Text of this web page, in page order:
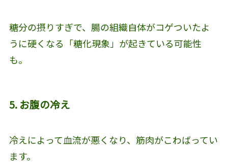
糖分の摂りすぎで、腸の組織自体がコゲついたよ
うに硬くなる「糖化現象」が起きている可能性
も。
5. お腹の冷え
冷えによって血流が悪くなり、筋肉がこわばってい
ます。